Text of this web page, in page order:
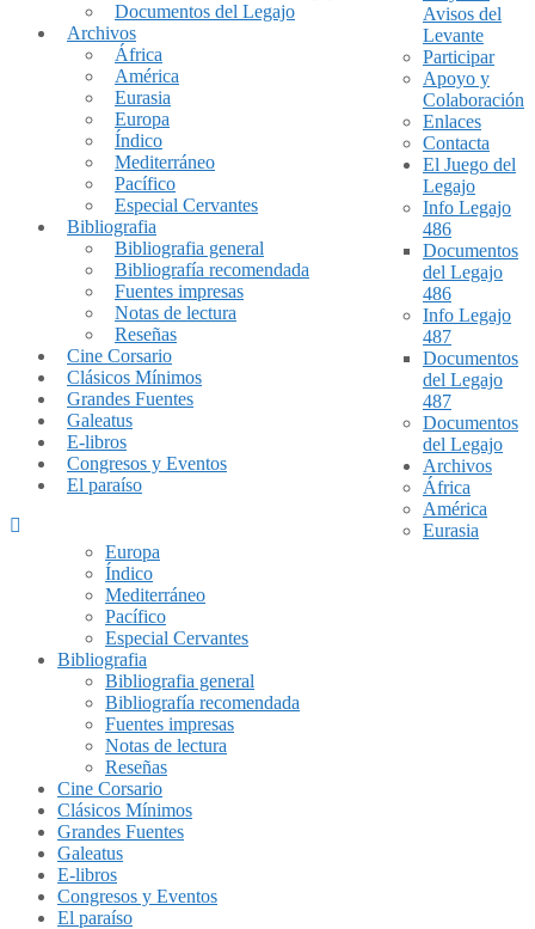
Documentos del Legajo
Archivos
África
América
Eurasia
Europa
Índico
Mediterráneo
Pacífico
Especial Cervantes
Bibliografia
Bibliografia general
Bibliografía recomendada
Fuentes impresas
Notas de lectura
Reseñas
Cine Corsario
Clásicos Mínimos
Grandes Fuentes
Galeatus
E-libros
Congresos y Eventos
El paraíso
Avisos del
Levante
Participar
Apoyo y
Colaboración
Enlaces
Contacta
El Juego del
Legajo
Info Legajo
486
Documentos
del Legajo
486
Info Legajo
487
Documentos
del Legajo
487
Documentos
del Legajo
Archivos
África
América
Eurasia
Europa
Índico
Mediterráneo
Pacífico
Especial Cervantes
Bibliografia
Bibliografia general
Bibliografía recomendada
Fuentes impresas
Notas de lectura
Reseñas
Cine Corsario
Clásicos Mínimos
Grandes Fuentes
Galeatus
E-libros
Congresos y Eventos
El paraíso